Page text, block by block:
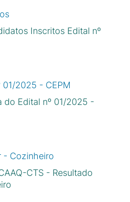
Inscritos Edital nº
01/2025 - CEPM
do Edital nº 01/2025 -
- Cozinheiro
CTS - Resultado